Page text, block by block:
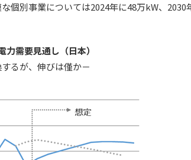
個別事業については2024年に48万kW、2030
需要見通し（日本）
るが、伸びは僅か－